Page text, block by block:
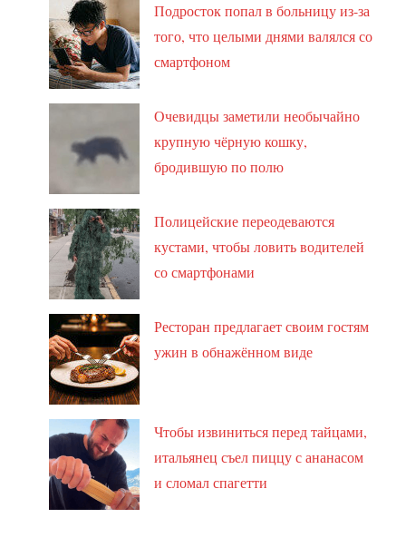
Подросток попал в больницу из-за
того, что целыми днями валялся со
смартфоном
Очевидцы заметили необычайно
крупную чёрную кошку,
бродившую по полю
Полицейские переодеваются
кустами, чтобы ловить водителей
со смартфонами
Ресторан предлагает своим гостям
ужин в обнажённом виде
Чтобы извиниться перед тайцами,
итальянец съел пиццу с ананасом
и сломал спагетти